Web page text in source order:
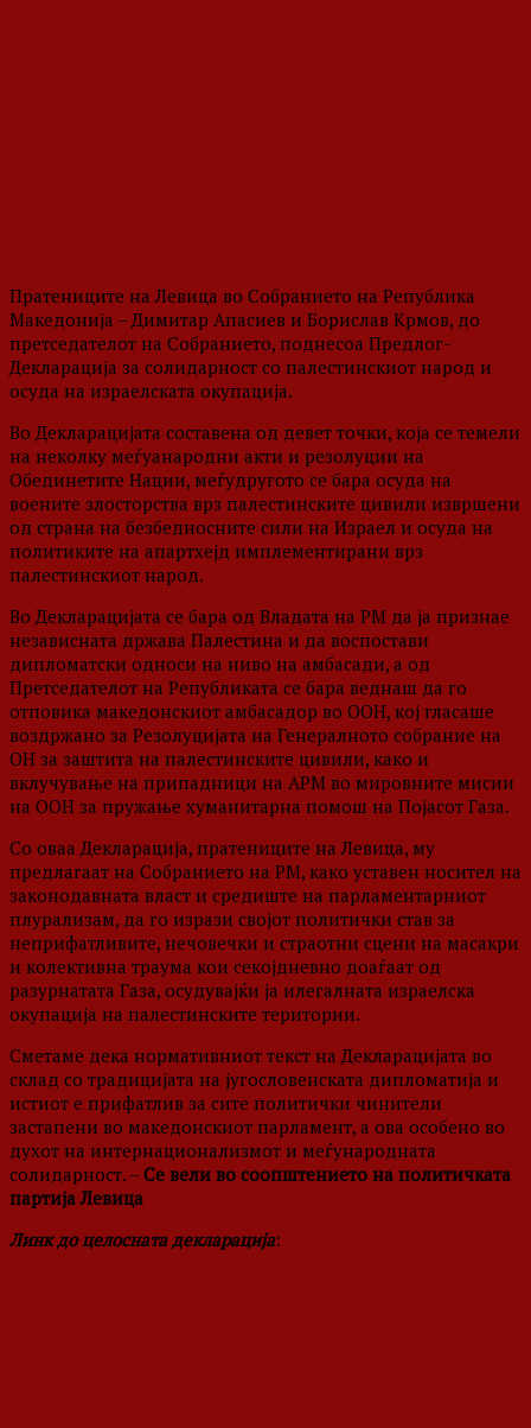
Пратениците на Левица во Собранието на Република
Македонија – Димитар Апасиев и Борислав Крмов, до
претседателот на Собранието, поднесоа Предлог-
Декларација за солидарност со палестинскиот народ и
осуда на израелската окупација.
Во Декларацијата составена од девет точки, која се темели
на неколку меѓуанародни акти и резолуции на
Обединетите Нации, меѓудругото се бара осуда на
воените злосторства врз палестинските цивили извршени
од страна на безбедносните сили на Израел и осуда на
политиките на апартхејд имплементирани врз
палестинскиот народ.
Во Декларацијата се бара од Владата на РМ да ја признае
независната држава Палестина и да воспостави
дипломатски односи на ниво на амбасади, а од
Претседателот на Републиката се бара веднаш да го
отповика македонскиот амбасадор во ООН, кој гласаше
воздржано за Резолуцијата на Генералното собрание на
ОН за заштита на палестинските цивили, како и
вклучување на припадници на АРМ во мировните мисии
на ООН за пружање хуманитарна помош на Појасот Газа.
Со оваа Декларација, пратениците на Левица, му
предлагаат на Собранието на РМ, како уставен носител на
законодавната власт и средиште на парламентарниот
плурализам, да го изрази својот политички став за
неприфатливите, нечовечки и страотни сцени на масакри
и колективна траума кои секојдневно доаѓаат од
разурнатата Газа, осудувајќи ја илегалната израелска
окупација на палестинските територии.
Сметаме дека нормативниот текст на Декларацијата во
склад со традицијата на југословенската дипломатија и
истиот е прифатлив за сите политички чинители
застапени во македонскиот парламент, а ова особено во
духот на интернационализмот и меѓународната
солидарност. –Се вели во соопштението на политичката
партија Левица
Линк до целосната декларација: